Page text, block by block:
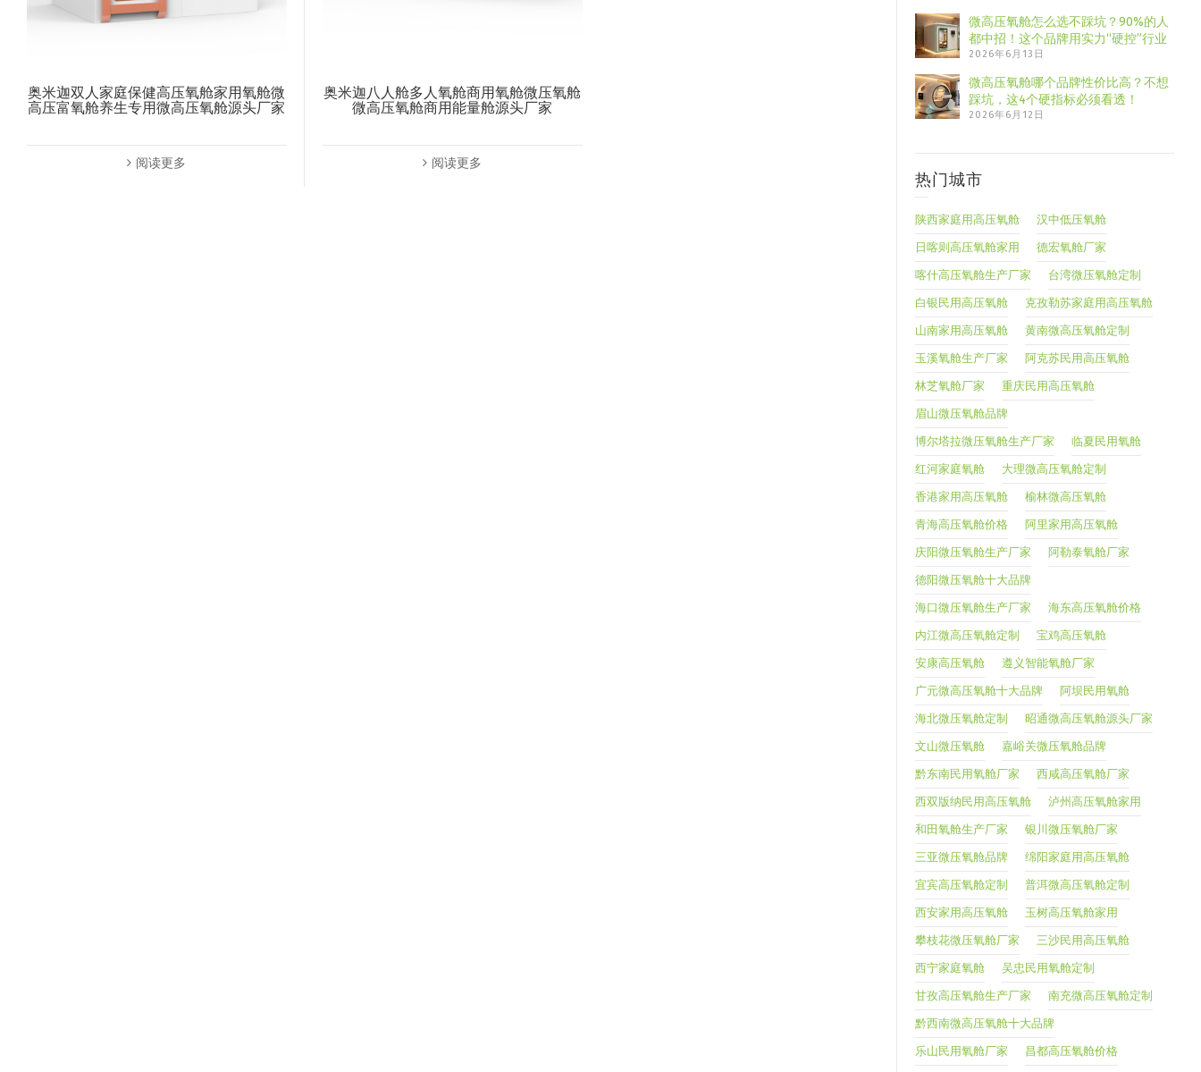
奥米迦双人家庭保健高压氧舱家用氧舱微
高压富氧舱养生专用微高压氧舱源头厂家
阅读更多
奥米迦八人舱多人氧舱商用氧舱微压氧舱
微高压氧舱商用能量舱源头厂家
阅读更多
微高压氧舱怎么选不踩坑？90%的人
都中招！这个品牌用实力“硬控”行业
2026年6月13日
微高压氧舱哪个品牌性价比高？不想
踩坑，这4个硬指标必须看透！
2026年6月12日
热门城市
陕西家庭用高压氧舱 汉中低压氧舱
日喀则高压氧舱家用 德宏氧舱厂家
喀什高压氧舱生产厂家 台湾微压氧舱定制
白银民用高压氧舱 克孜勒苏家庭用高压氧舱
山南家用高压氧舱 黄南微高压氧舱定制
玉溪氧舱生产厂家 阿克苏民用高压氧舱
林芝氧舱厂家 重庆民用高压氧舱
眉山微压氧舱品牌
博尔塔拉微压氧舱生产厂家 临夏民用氧舱
红河家庭氧舱 大理微高压氧舱定制
香港家用高压氧舱 榆林微高压氧舱
青海高压氧舱价格 阿里家用高压氧舱
庆阳微压氧舱生产厂家 阿勒泰氧舱厂家
德阳微压氧舱十大品牌
海口微压氧舱生产厂家 海东高压氧舱价格
内江微高压氧舱定制 宝鸡高压氧舱
安康高压氧舱 遵义智能氧舱厂家
广元微高压氧舱十大品牌 阿坝民用氧舱
海北微压氧舱定制 昭通微高压氧舱源头厂家
文山微压氧舱 嘉峪关微压氧舱品牌
黔东南民用氧舱厂家 西咸高压氧舱厂家
西双版纳民用高压氧舱 泸州高压氧舱家用
和田氧舱生产厂家 银川微压氧舱厂家
三亚微压氧舱品牌 绵阳家庭用高压氧舱
宜宾高压氧舱定制 普洱微高压氧舱定制
西安家用高压氧舱 玉树高压氧舱家用
攀枝花微压氧舱厂家 三沙民用高压氧舱
西宁家庭氧舱 吴忠民用氧舱定制
甘孜高压氧舱生产厂家 南充微高压氧舱定制
黔西南微高压氧舱十大品牌
乐山民用氧舱厂家 昌都高压氧舱价格